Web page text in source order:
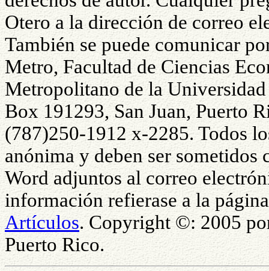
Otero a la dirección de correo
También se puede comunicar
Metro, Facultad de Ciencias
Metropolitano de la
Box 191293, San Juan, Puerto
(787)250-1912 x-2285. Todos
anónima y deben ser
Word adjuntos al correo
información refierase a la
Artículos. Copyright ©: 2005
Puerto Rico.